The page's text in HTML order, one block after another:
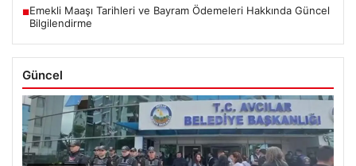
■Emekli Maaşı Tarihleri ve Bayram Ödemeleri Hakkında Güncel
Bilgilendirme
Güncel